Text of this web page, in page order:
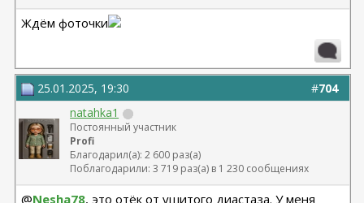
Ждём фоточки
#704
25.01.2025, 19:30
natahka1
Постоянный участник
Profi
Благодарил(а): 2 600 раз(а)
Поблагодарили: 3 719 раз(а) в 1 230 сообщениях
@Nesha78, это отёк от ушитого диастаза. У меня